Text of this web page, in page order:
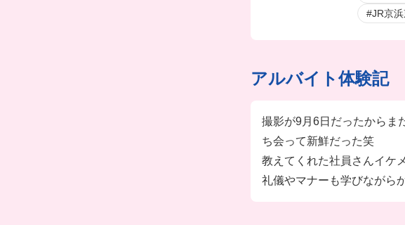
#JR京
アルバイト体験記
撮影が9月6日だったからま
ち会って新鮮だった笑
教えてくれた社員さんイケ
礼儀やマナーも学びながら